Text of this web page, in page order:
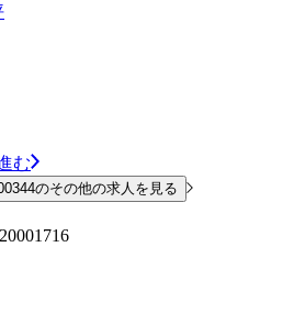
む
のその他の求人を見る